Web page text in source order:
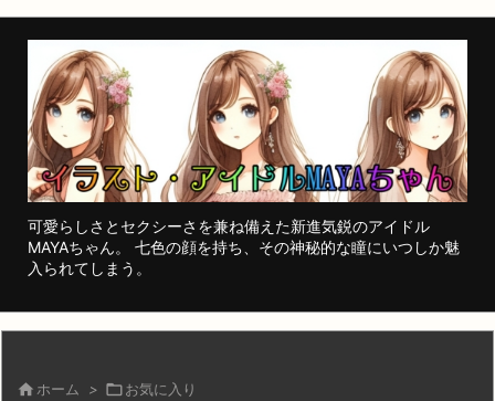
可愛らしさとセクシーさを兼ね備えた新進気鋭のアイドル
MAYAちゃん。 七色の顔を持ち、その神秘的な瞳にいつしか魅
入られてしまう。
 ホーム > お気に入り